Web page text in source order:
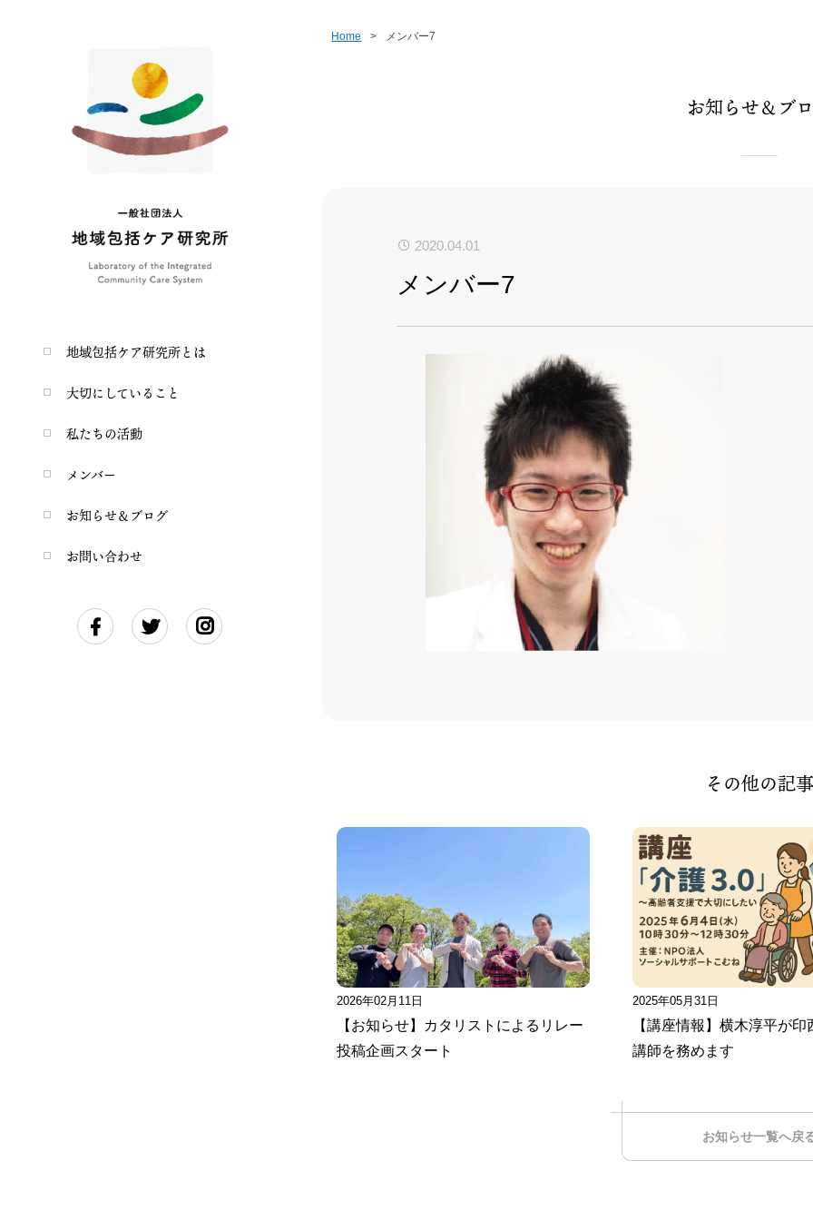
地域包括ケア研究所とは
大切にしていること
私たちの活動
メンバー
お知らせ＆ブログ
お問い合わせ
Home > メンバー7
お知らせ＆ブ
2020.04.01
メンバー7
その他の記事
2026年02月11日
【お知らせ】カタリストによるリレー
投稿企画スタート
2025年05月31日
【講座情報】横木淳平が印
講師を務めます
お知らせ一覧へ戻